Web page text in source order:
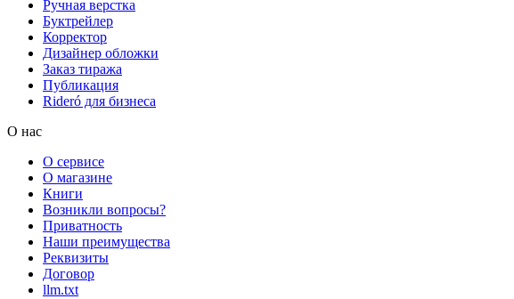
Ручная верстка
Буктрейлер
Корректор
Дизайнер обложки
Заказ тиража
Публикация
Rideró для бизнеса
О нас
О сервисе
О магазине
Книги
Возникли вопросы?
Приватность
Наши преимущества
Реквизиты
Договор
llm.txt